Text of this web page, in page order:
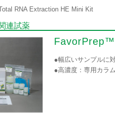
RNA Extraction HE Mini Kit
連試薬
●幅広いサンプルに
●高濃度：専用カラ